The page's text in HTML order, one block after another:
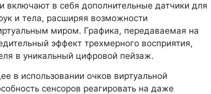
включают в себя дополнительные датчики для
и тела, расширяя возможности
миром. Графика, передаваемая на
эффект трехмерного восприятия,
в уникальный цифровой пейзаж.
в использовании очков виртуальной
сенсоров реагировать на даже